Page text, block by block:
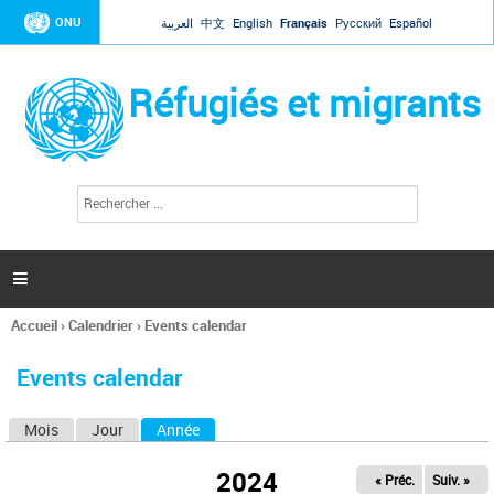
Jump to navigation
ONU العربية 中文 English Français Русский Español
Réfugiés et migrants
l
c
h
e

Vous
ici
Accueil›Calendrier› Events calendar
Events calendar
Mois Jour Année
2024 « Préc. Suiv. »